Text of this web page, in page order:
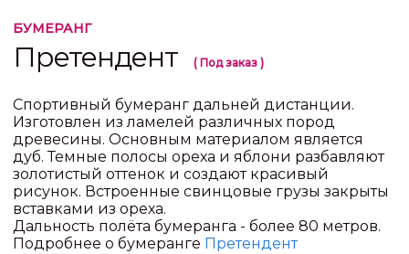
БУМЕРАНГ
Претендент ( Под заказ )
Спортивный бумеранг дальней дистанции.
Изготовлен из ламелей различных пород
древесины. Основным материалом является
дуб. Темные полосы ореха и яблони разбавляют
золотистый оттенок и создают красивый
рисунок. Встроенные свинцовые грузы закрыты
вставками из ореха.
Дальность полёта бумеранга - более 80 метров.
Подробнее о бумеранге Претендент